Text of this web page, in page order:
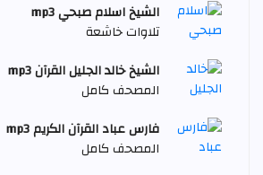
الشيخ اسلام صبحي mp3
تلاوات خاشعة
الشيخ خالد الجليل القرآن mp3
المصحف كامل
فارس عباد القرآن الكريم mp3
المصحف كامل